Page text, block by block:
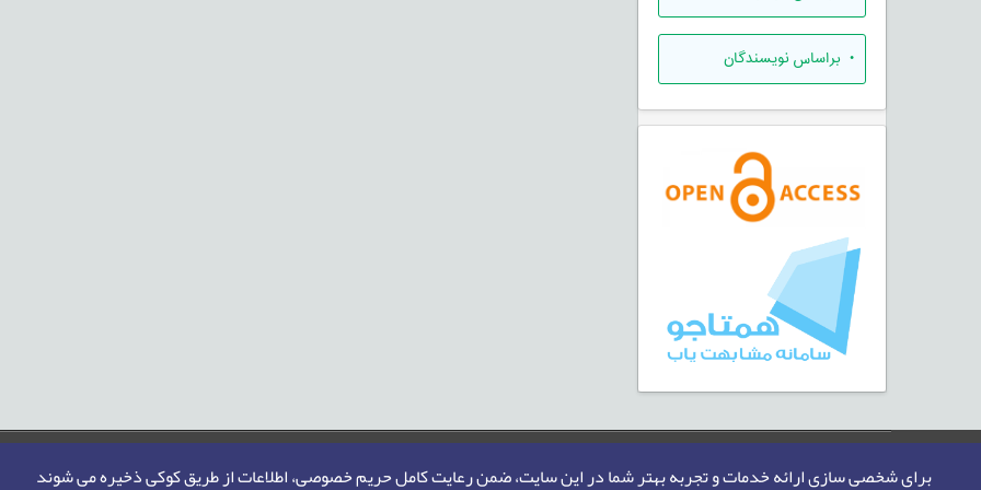
برای شخصی سازی ارائه خدمات و تجربه بهتر شما در این سایت، ضمن رعایت کامل حریم خصوصی، اطلاعات از طریق کوکی ذخیره می شوند
• براساس نویسندگان